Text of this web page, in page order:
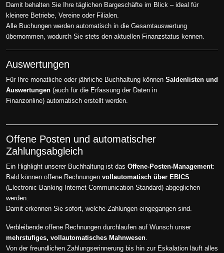
Damit behalten Sie Ihre täglichen Bargeschäfte im Blick – ideal für
kleinere Betriebe, Vereine oder Filialen.
Alle Buchungen werden automatisch in die Gesamtauswertung
übernommen, wodurch Sie stets den aktuellen Finanzstatus kennen.
Auswertungen
Für Ihre monatliche oder jährliche Buchhaltung können Saldenlisten und
Auswertungen (auch für die Erfassung der Daten in
Finanzonline) automatisch erstellt werden.
Offene Posten und automatischer
Zahlungsabgleich
Ein Highlight unserer Buchhaltung ist das Offene-Posten-Management:
Bald können offene Rechnungen vollautomatisch über EBICS
(Electronic Banking Internet Communication Standard) abgeglichen
werden.
Damit erkennen Sie sofort, welche Zahlungen eingegangen sind.
Verbleibende offene Rechnungen durchlaufen auf Wunsch unser
mehrstufiges, vollautomatisches Mahnwesen.
Von der freundlichen Zahlungserinnerung bis hin zur Eskalation läuft alles